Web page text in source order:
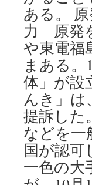
ある。
力 原発
や東電福
まある
体」が設
んき」は
提訴した
などを一
国が認
一色の大